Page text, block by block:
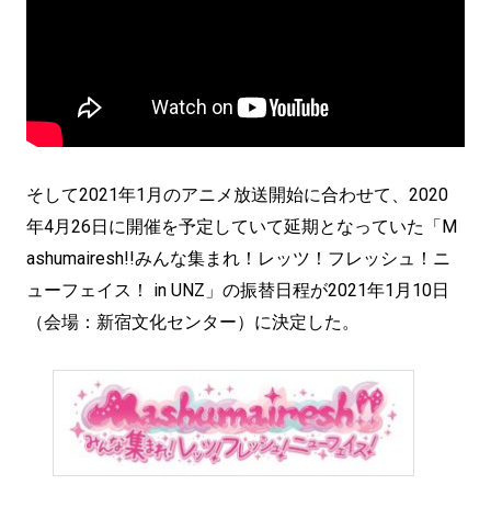
そして2021年1月のアニメ放送開始に合わせて、2020
年4月26日に開催を予定していて延期となっていた「M
ashumairesh!!みんな集まれ！レッツ！フレッシュ！ニ
ューフェイス！ in UNZ」の振替日程が2021年1月10日
（会場：新宿文化センター）に決定した。